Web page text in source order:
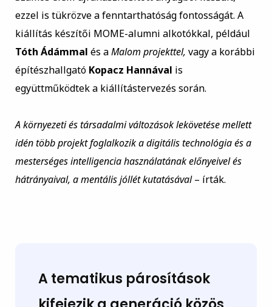
ezzel is tükrözve a fenntarthatóság fontosságát. A
kiállítás készítői MOME-alumni alkotókkal, például
Tóth Ádámmal és aMalom projekttel, vagy a korábbi
építészhallgató Kopacz Hannával is
együttműködtek a kiállítástervezés során.
A környezeti és társadalmi változások lekövetése mellett
idén több projekt foglalkozik a digitális technológia és a
mesterséges intelligencia használatának előnyeivel és
hátrányaival, a mentális jóllét kutatásával– írták.
A tematikus párosítások